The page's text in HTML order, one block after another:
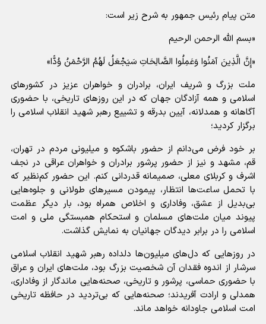
متن پیام رئیس جمهور به شرح زیر است:
«بسم الله الرحمن الرحیم
«إِنَّ الَّذِينَ آمَنُوا وَعَمِلُوا الصَّالِحَاتِ سَيَجْعَلُ لَهُمُ الرَّحْمَنُ وُدًّا»
ملت بزرگ و شریف ایران، برادران و خواهران عزیز در کشورهای
اسلامی و همه آزادگان جهان که در این روزهای تاریخی، با حضوری
آگاهانه و همدلانه، آیین بدرقه و تشییع رهبر شهید انقلاب اسلامی را
برگزار کردید؛
بر خود فرض می‌دانم از حضور باشکوه و میلیونی مردم در تهران،
قم، مشهد و نیز از حضور پرشور برادران و خواهران عراقی در نجف
اشرف و کربلای معلی، صمیمانه قدردانی کنم. این حضور کم‌نظیر که
با تحمل ساعت‌ها انتظار، پیمودن مسیرهای طولانی و جلوه‌هایی
بی‌بدیل از عشق، وفاداری و اخلاص همراه بود، بار دیگر عظمت
پیوند میان ملت‌های مسلمان و استحکام همبستگی ملی و امت
اسلامی را در برابر دیدگان جهانیان به نمایش گذاشت.
در روزهایی که دل‌های میلیون‌ها دلداده رهبر شهید انقلاب اسلامی
سرشار از اندوه فقدان آن شخصیت بزرگ بود، ملت‌های ایران و عراق
با حضوری حماسی، پرشور و تاریخی، صحنه‌هایی ماندگار از وفاداری،
همدلی و ارادت آفریدند؛ صحنه‌هایی که بی‌تردید در حافظه تاریخی
امت اسلامی جاودانه خواهد ماند.